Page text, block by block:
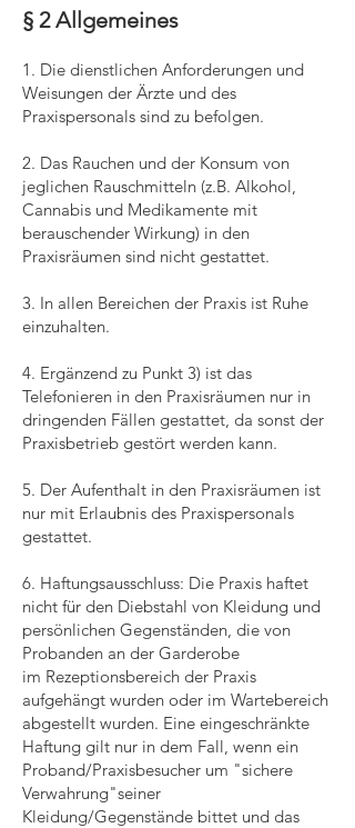
§ 2 Allgemeines
1. Die dienstlichen Anforderungen und
Weisungen der Ärzte und des
Praxispersonals sind zu befolgen.
2. Das Rauchen und der Konsum von
jeglichen Rauschmitteln (z.B. Alkohol,
Cannabis und Medikamente mit
berauschender Wirkung) in den
Praxisräumen sind nicht gestattet.
3. In allen Bereichen der Praxis ist Ruhe
einzuhalten.
4. Ergänzend zu Punkt 3) ist das
Telefonieren in den Praxisräumen nur in
dringenden Fällen gestattet, da sonst der
Praxisbetrieb gestört werden kann.
5. Der Aufenthalt in den Praxisräumen ist
nur mit Erlaubnis des Praxispersonals
gestattet.
6. Haftungsausschluss: Die Praxis haftet
nicht für den Diebstahl von Kleidung und
persönlichen Gegenständen, die von
Probanden an der Garderobe
im Rezeptionsbereich der Praxis
aufgehängt wurden oder im Wartebereich
abgestellt wurden. Eine eingeschränkte
Haftung gilt nur in dem Fall, wenn ein
Proband/Praxisbesucher um "sichere
Verwahrung"seiner
Kleidung/Gegenstände bittet und das